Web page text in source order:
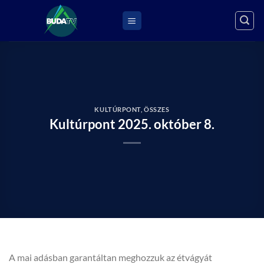
KULTÚRPONT ,ÖSSZES
Kultúrpont 2025. október 8.
A mai adásban garantáltan meghozzuk az étvágyát